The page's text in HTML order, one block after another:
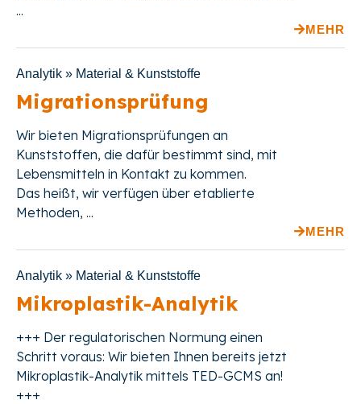
...
MEHR
Analytik » Material & Kunststoffe
Migrationsprüfung
Wir bieten Migrationsprüfungen an
Kunststoffen, die dafür bestimmt sind, mit
Lebensmitteln in Kontakt zu kommen.
Das heißt, wir verfügen über etablierte
Methoden, ...
MEHR
Analytik » Material & Kunststoffe
Mikroplastik-Analytik
+++ Der regulatorischen Normung einen
Schritt voraus: Wir bieten Ihnen bereits jetzt
Mikroplastik-Analytik mittels TED-GCMS an!
+++